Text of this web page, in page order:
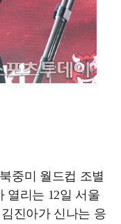
중미 월드컵 조별
열리는 12일 서울
진아가 신나는 응